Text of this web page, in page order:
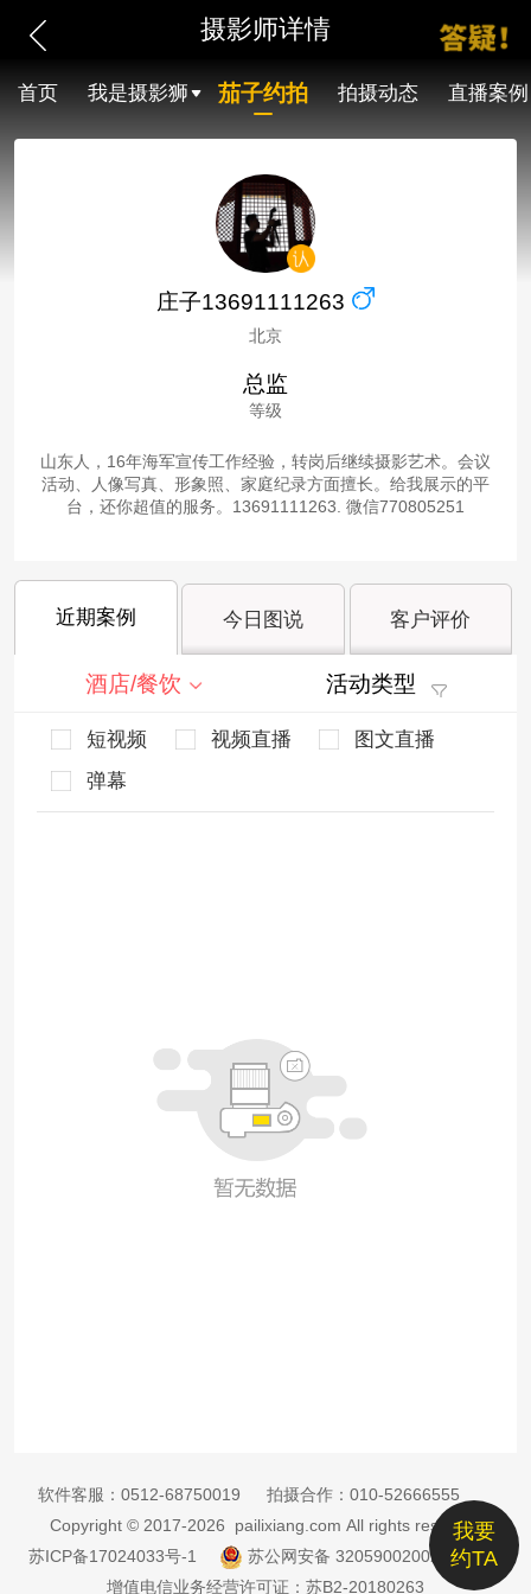
摄影师详情
首页 我是摄影狮 茄子约拍 拍摄动态 直播案例
庄子13691111263
北京
总监
等级
山东人，16年海军宣传工作经验，转岗后继续摄影艺术。会议
活动、人像写真、形象照、家庭纪录方面擅长。给我展示的平
台，还你超值的服务。13691111263. 微信770805251
近期案例 今日图说 客户评价
酒店/餐饮 活动类型
短视频 视频直播
图文直播
弹幕
我要
约TA
软件客服： 0512-68750019 拍摄合作： 010-52666555
Copyright © 2017-2026 pailixiang.com All rights reserved
苏ICP备17024033号-1
苏公网安备 32059002002885号
增值电信业务经营许可证：苏B2-20180263